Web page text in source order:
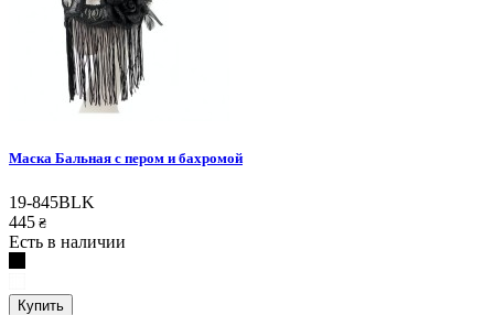
Маска Бальная с пером и бахромой
19-845BLK
445 ₴
Есть в наличии
Купить